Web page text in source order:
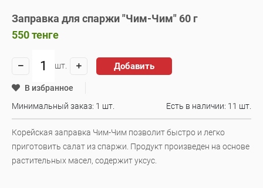
Заправка для спаржи "Чим-Чим" 60 г
550тенге
шт. Добавить
В избранное
Минимальный заказ: 1 шт.
Есть в наличии: 11 шт.
Корейская заправка Чим-Чим позволит быстро и легко
приготовить салат из спаржи. Продукт произведен на основе
растительных масел, содержит уксус.